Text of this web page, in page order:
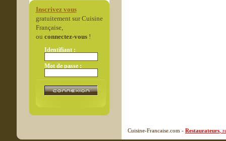
Inscrivez vous
gratuitement sur Cuisine
Française,
ou connectez-vous!
Identifiant :
Mot de passe :
Cuisine-Francaise.com - Restaurateurs ,